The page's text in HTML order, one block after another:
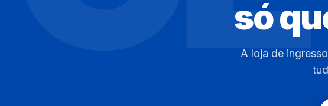
só
A loja de